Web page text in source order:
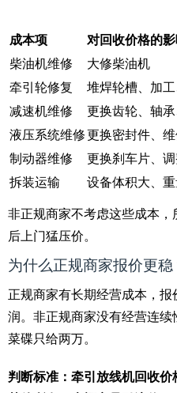
成本项
对回收价格的
柴油机维修
大修柴油机
牵引轮修复
堆焊轮槽、加
减速机维修
更换齿轮、轴
液压系统维修更换密封件、
制动器维修
更换刹车片、
拆装运输
设备体积大、
非正规商家不考虑这些成本
后上门猛压价。
为什么正规商家报价更稳
正规商家有长期经营成本，报
润。非正规商家没有经营连
菜碟只给两万。
判断标准：牵引放线机回收